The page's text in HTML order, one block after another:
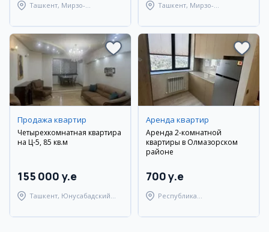
Ташкент, Мирзо-
Ташкент, Мирзо-
Продажа квартир
Четырехкомнатная квартира
на Ц-5, 85 кв.м
155 000 y.e
Ташкент, Юнусабадский
Аренда квартир
Аренда 2-комнатной
квартиры в Олмазорском
районе
700 y.e
Республика
Берунийский район